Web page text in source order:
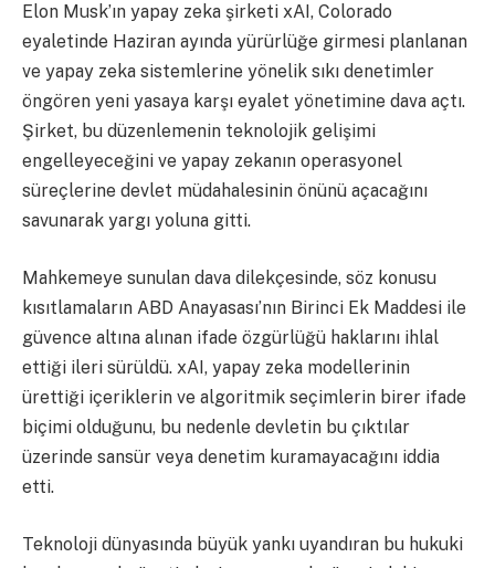
Elon Musk’ın yapay zeka şirketi xAI, Colorado
eyaletinde Haziran ayında yürürlüğe girmesi planlanan
ve yapay zeka sistemlerine yönelik sıkı denetimler
öngören yeni yasaya karşı eyalet yönetimine dava açtı.
Şirket, bu düzenlemenin teknolojik gelişimi
engelleyeceğini ve yapay zekanın operasyonel
süreçlerine devlet müdahalesinin önünü açacağını
savunarak yargı yoluna gitti.
Mahkemeye sunulan dava dilekçesinde, söz konusu
kısıtlamaların ABD Anayasası’nın Birinci Ek Maddesi ile
güvence altına alınan ifade özgürlüğü haklarını ihlal
ettiği ileri sürüldü. xAI, yapay zeka modellerinin
ürettiği içeriklerin ve algoritmik seçimlerin birer ifade
biçimi olduğunu, bu nedenle devletin bu çıktılar
üzerinde sansür veya denetim kuramayacağını iddia
etti.
Teknoloji dünyasında büyük yankı uyandıran bu hukuki